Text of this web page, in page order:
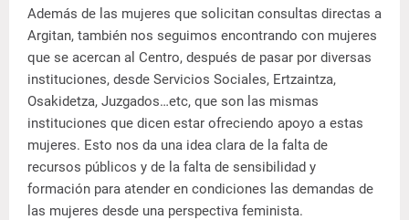
Además de las mujeres que solicitan consultas directas a
Argitan, también nos seguimos encontrando con mujeres
que se acercan al Centro, después de pasar por diversas
instituciones, desde Servicios Sociales, Ertzaintza,
Osakidetza, Juzgados…etc, que son las mismas
instituciones que dicen estar ofreciendo apoyo a estas
mujeres. Esto nos da una idea clara de la falta de
recursos públicos y de la falta de sensibilidad y
formación para atender en condiciones las demandas de
las mujeres desde una perspectiva feminista.